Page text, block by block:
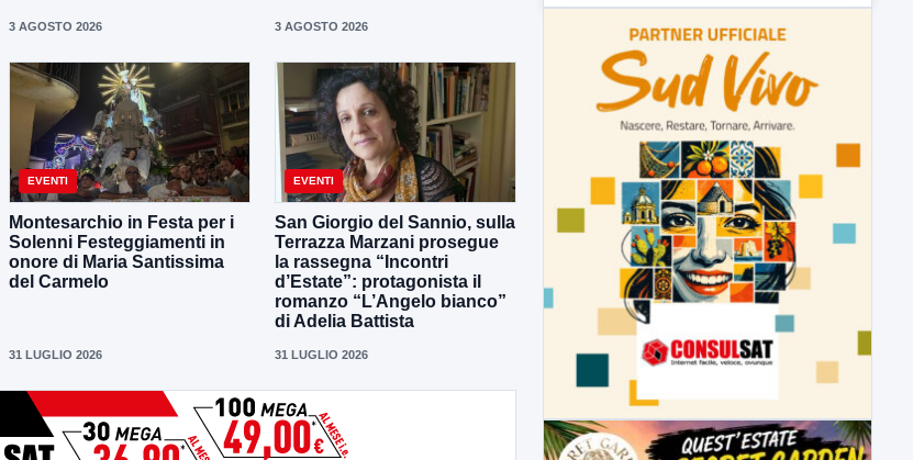
3 AGOSTO 2026 3 AGOSTO 2026
EVENTI
Montesarchio in Festa per i
Solenni Festeggiamenti in
onore di Maria Santissima
del Carmelo
31 LUGLIO 2026
EVENTI
San Giorgio del Sannio, sulla
Terrazza Marzani prosegue
la rassegna “Incontri
d’Estate”: protagonista il
romanzo “L’Angelo bianco”
di Adelia Battista
31 LUGLIO 2026